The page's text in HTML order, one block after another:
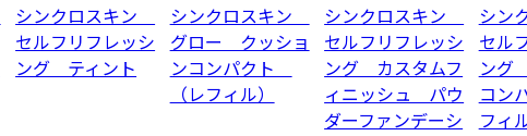
シンクロスキン
セルフリフレッシ
ング ティント
シンクロスキン
グロー クッショ
ンコンパクト
（レフィル）
シンクロスキン
セルフリフレッシ
ング カスタムフ
ィニッシュ パウ
ダーファンデーシ
シン
セル
ング
コン
フィ